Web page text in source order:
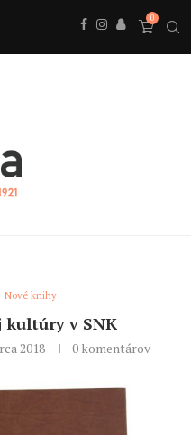
0
Nové knihy
v SNK
2018 0 komentárov